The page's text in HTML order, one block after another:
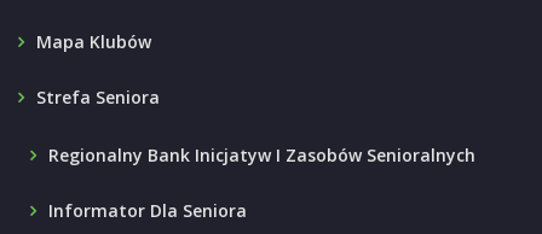
Mapa Klubów
Strefa Seniora
Regionalny Bank Inicjatyw I Zasobów Senioralnych
Informator Dla Seniora